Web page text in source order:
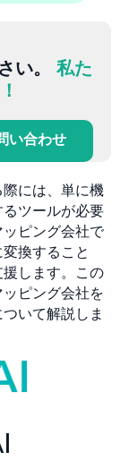
い。 私た
い合わせ
には、単に機
ツールが必要
ピング会社で
換すること
します。この
ピング会社を
いて解説しま